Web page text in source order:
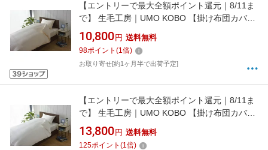
【エントリーで最大全額ポイント還元｜8/11ま
で】 生毛工房｜UMO KOBO 【掛け布団カバ
ー】80サテン セミダブル(ワイドシングル)ロン
グサイズ(綿100%/170×230cm/ピンク)
[UMK13KWSPI]
10,800 円 送料無料
98ポイント (1倍)
お取り寄せ[約1ヶ月半で出荷予定]
【エントリーで最大全額ポイント還元｜8/11ま
で】 生毛工房｜UMO KOBO 【掛け布団カバ
ー】80サテン ダブルロングサイズ(綿
100%/190×230cm/ホワイト)[UMK13KDLWH]
13,800 円 送料無料
125ポイント (1倍)